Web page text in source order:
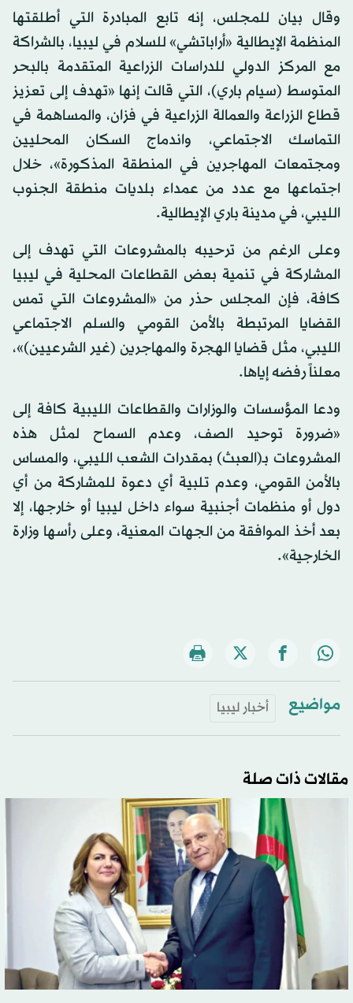
وقال بيان للمجلس، إنه تابع المبادرة التي أطلقتها
المنظمة الإيطالية «أراباتشي» للسلام في ليبيا، بالشراكة
مع المركز الدولي للدراسات الزراعية المتقدمة بالبحر
المتوسط (سيام باري)، التي قالت إنها «تهدف إلى تعزيز
قطاع الزراعة والعمالة الزراعية في فزان، والمساهمة في
التماسك الاجتماعي، واندماج السكان المحليين
ومجتمعات المهاجرين في المنطقة المذكورة»، خلال
اجتماعها مع عدد من عمداء بلديات منطقة الجنوب
الليبي، في مدينة باري الإيطالية.
وعلى الرغم من ترحيبه بالمشروعات التي تهدف إلى
المشاركة في تنمية بعض القطاعات المحلية في ليبيا
كافة، فإن المجلس حذر من «المشروعات التي تمس
القضايا المرتبطة بالأمن القومي والسلم الاجتماعي
الليبي، مثل قضايا الهجرة والمهاجرين (غير الشرعيين)»،
معلناً رفضه إياها.
ودعا المؤسسات والوزارات والقطاعات الليبية كافة إلى
«ضرورة توحيد الصف، وعدم السماح لمثل هذه
المشروعات بـ(العبث) بمقدرات الشعب الليبي، والمساس
بالأمن القومي، وعدم تلبية أي دعوة للمشاركة من أي
دول أو منظمات أجنبية سواء داخل ليبيا أو خارجها، إلا
بعد أخذ الموافقة من الجهات المعنية، وعلى رأسها وزارة
الخارجية».
مواضيع أخبار ليبيا
مقالات ذات صلة